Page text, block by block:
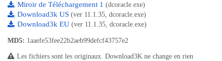
Miroir de Téléchargement 1 (dcoracle.exe)
Download3k US (ver 11.1.35, dcoracle.exe)
Download3k EU (ver 11.1.35, dcoracle.exe)
MD5: 1aaefe53fee22b2aeb99defcf43757e2
Les fichiers sont les originaux. Download3K ne change en rien